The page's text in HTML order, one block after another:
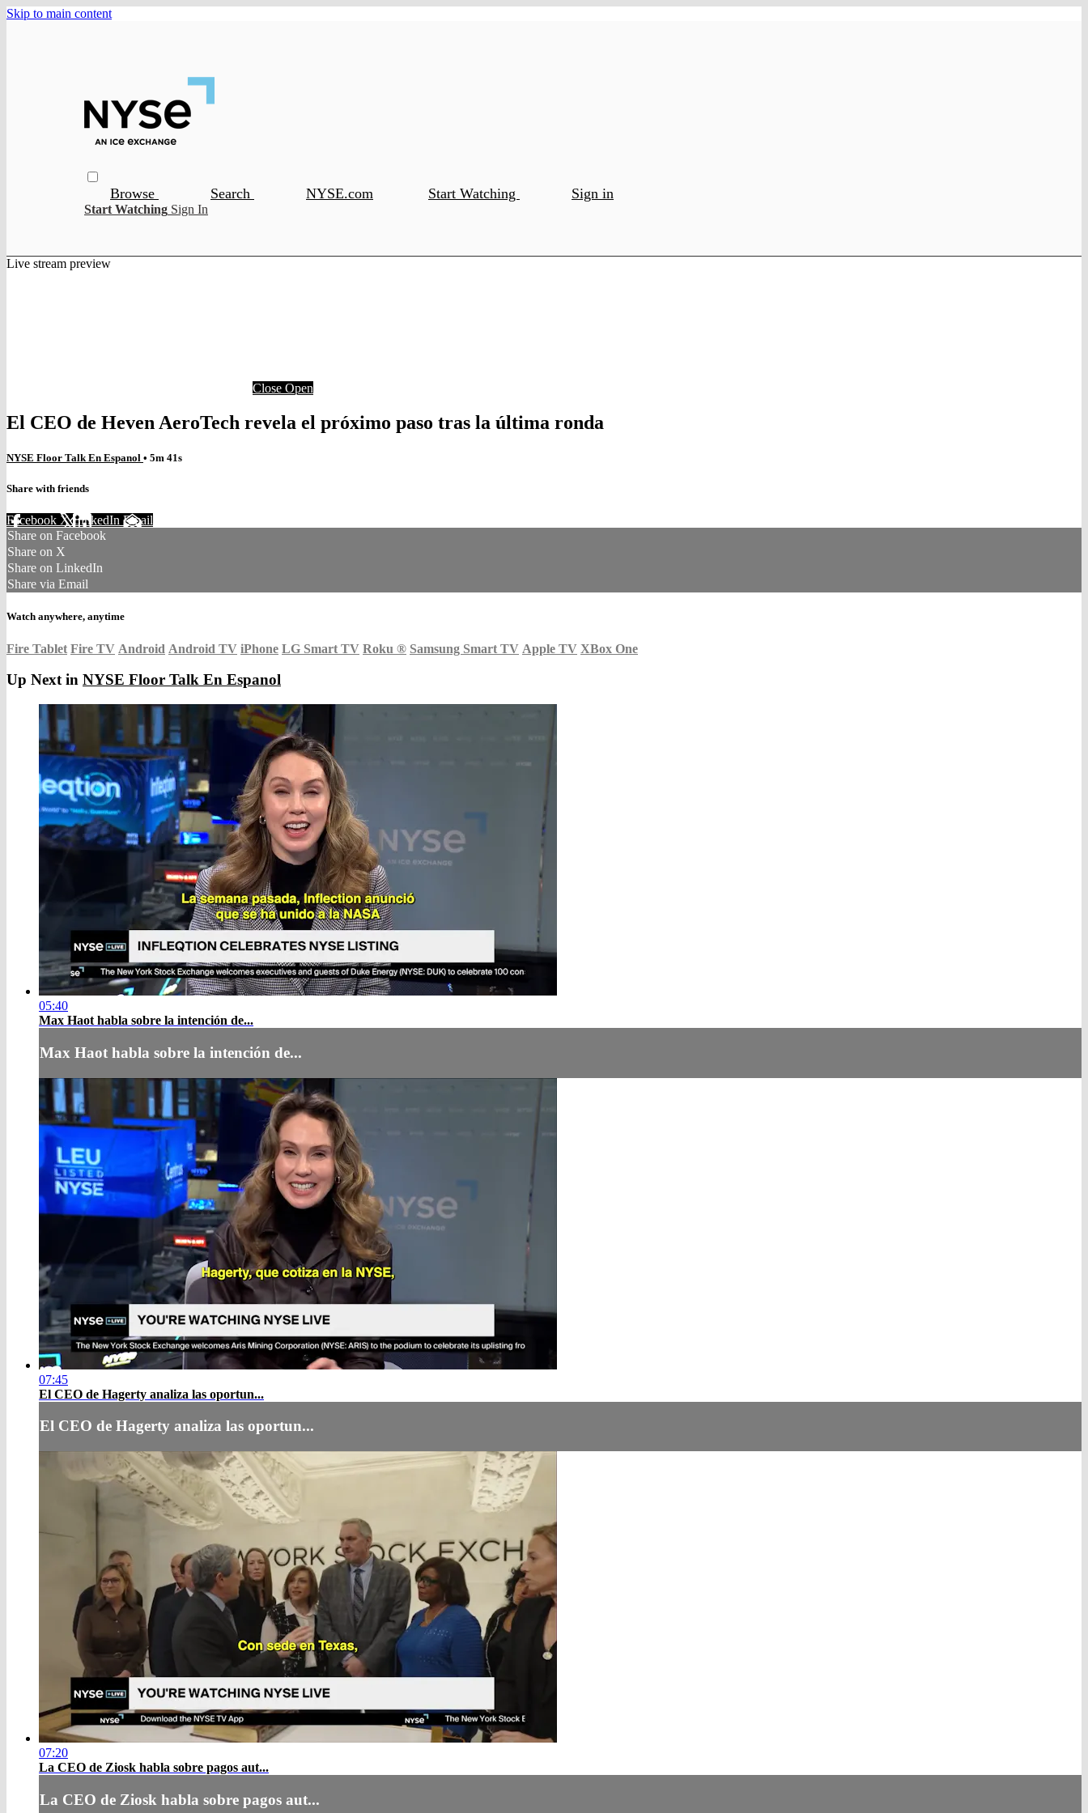
Skip to main content
Browse Search NYSE.com Start Watching Sign in
Start Watching Sign In
Live stream preview
Close Open
El CEO de Heven AeroTech revela el próximo paso tras la última ronda
NYSE Floor Talk En Espanol • 5m 41s
Share with friends
Facebook XLinkedIn Email
Share on Facebook
Share on X
Share on LinkedIn
Share via Email
Watch anywhere, anytime
Fire Tablet Fire TV Android Android TV iPhone LG Smart TV Roku ® Samsung Smart TV Apple TV XBox One
Up Next in NYSE Floor Talk En Espanol
05:40
Max Haot habla sobre la intención de...
Max Haot habla sobre la intención de...
07:45
El CEO de Hagerty analiza las oportun...
El CEO de Hagerty analiza las oportun...
07:20
La CEO de Ziosk habla sobre pagos aut...
La CEO de Ziosk habla sobre pagos aut...